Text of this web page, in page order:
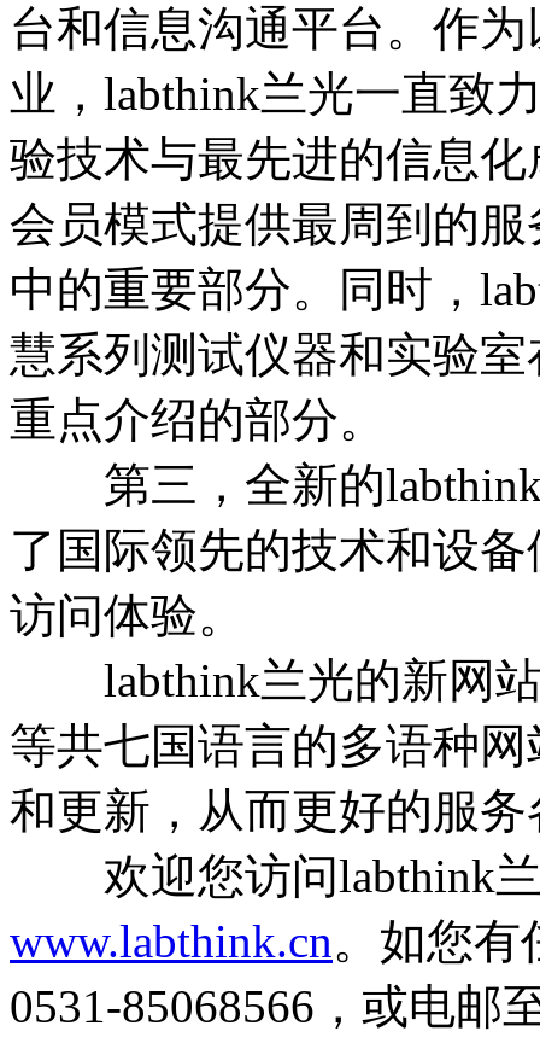
台和信息沟通平台。作
业，labthink兰光一直致
验技术与最先进的信息
会员模式提供最周到的
中的重要部分。同时，
慧系列测试仪器和实验
重点介绍的部分。
第三，全新的labthink
了国际领先的技术和设
访问体验。
labthink兰光的新网站
等共七国语言的多语种
和更新，从而更好的服
欢迎您访问labthink兰
www.labthink.cn。如您有
0531-85068566，或电邮